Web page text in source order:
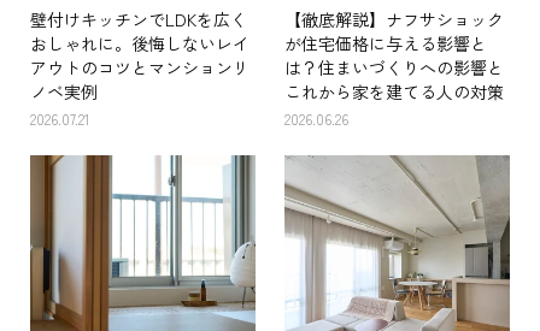
壁付けキッチンでLDKを広く
おしゃれに。後悔しないレイ
アウトのコツとマンションリ
ノベ実例
2026.07.21
【徹底解説】ナフサショック
が住宅価格に与える影響と
は？住まいづくりへの影響と
これから家を建てる人の対策
2026.06.26